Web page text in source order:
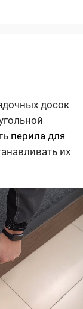
досок
перила для
их